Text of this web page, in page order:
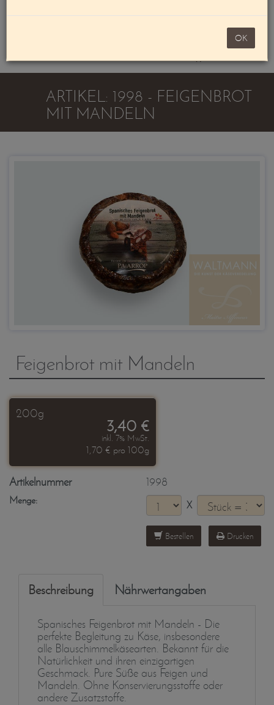
noch 100,00 €
Warenkorb
OK
ARTIKEL: 1998 - FEIGENBROT
MIT MANDELN
Feigenbrot mit Mandeln
200g
3,40 €
inkl. 7% MwSt.
1,70 € pro 100g
Artikelnummer 1998
Menge: X
Bestellen Drucken
Beschreibung Nährwertangaben
Spanisches Feigenbrot mit Mandeln - Die
perfekte Begleitung zu Käse, insbesondere
alle Blauschimmelkäsearten. Bekannt für die
Natürlichkeit und ihren einzigartigen
Geschmack. Pure Süße aus Feigen und
Mandeln. Ohne Konservierungsstoffe oder
andere Zusatzstoffe.